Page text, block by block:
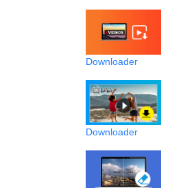
Downloader
Downloader